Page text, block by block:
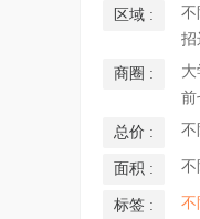
区域 : 不
招
商圈 :
前
总价 : 不
面积 : 不
标签 : 不